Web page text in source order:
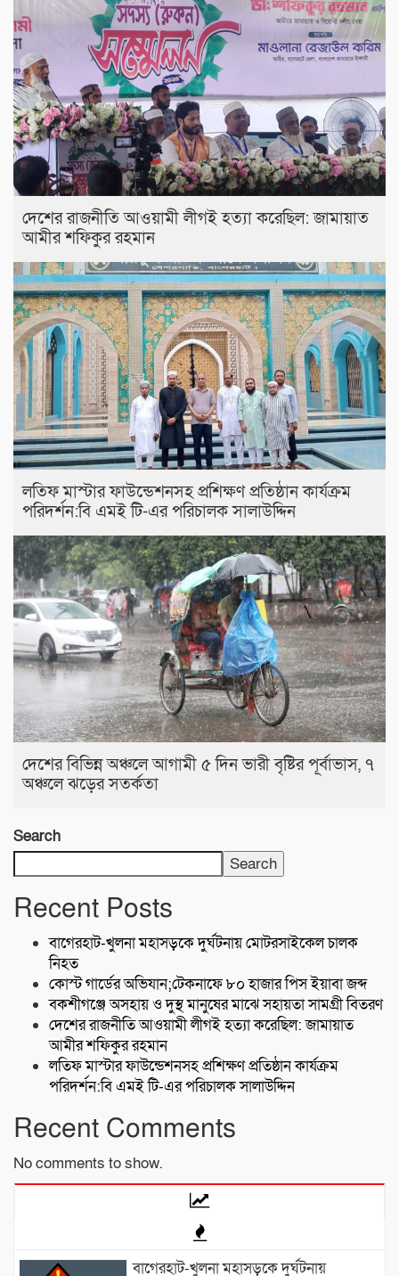
দেশের রাজনীতি আওয়ামী লীগই হত্যা করেছিল: জামায়াত
আমীর শফিকুর রহমান
লতিফ মাস্টার ফাউন্ডেশনসহ প্রশিক্ষণ প্রতিষ্ঠান কার্যক্রম
পরিদর্শন:বি এমই টি-এর পরিচালক সালাউদ্দিন
দেশের বিভিন্ন অঞ্চলে আগামী ৫ দিন ভারী বৃষ্টির পূর্বাভাস, ৭
অঞ্চলে ঝড়ের সতর্কতা
Search
Search
Recent Posts
বাগেরহাট-খুলনা মহাসড়কে ‌দুর্ঘটনায় মোটরসাইকেল চালক
নিহত
কোস্ট গার্ডের অভিযান;টেকনাফে ৮০ হাজার পিস ইয়াবা জব্দ
বকশীগঞ্জে অসহায় ও দুস্থ মানুষের মাঝে সহায়তা সামগ্রী বিতরণ
দেশের রাজনীতি আওয়ামী লীগই হত্যা করেছিল: জামায়াত
আমীর শফিকুর রহমান
লতিফ মাস্টার ফাউন্ডেশনসহ প্রশিক্ষণ প্রতিষ্ঠান কার্যক্রম
পরিদর্শন:বি এমই টি-এর পরিচালক সালাউদ্দিন
Recent Comments
No comments to show.
বাগেরহাট-খুলনা মহাসড়কে ‌দুর্ঘটনায়